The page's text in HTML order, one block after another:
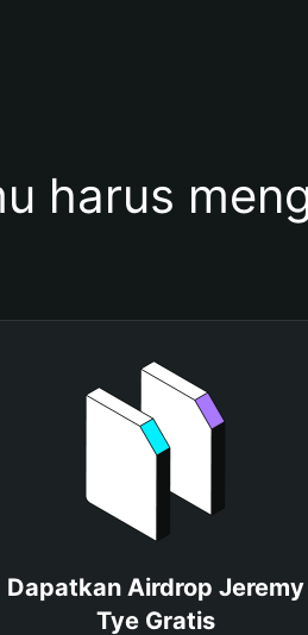
harus
Dapatkan Airdrop Jeremy
Tye Gratis